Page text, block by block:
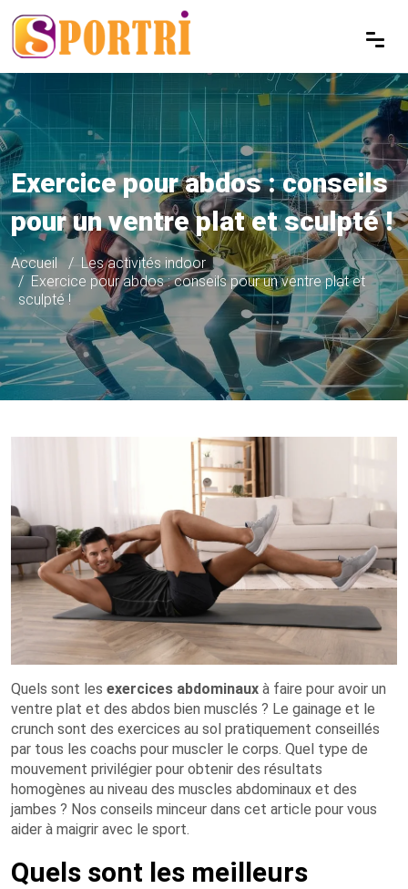
Exercice pour abdos : conseils
pour un ventre plat et sculpté !
Accueil
Les activités indoor
Exercice pour abdos : conseils pour un ventre plat et
sculpté !
Quels sont les exercices abdominaux à faire pour avoir un
ventre plat et des abdos bien musclés ? Le gainage et le
crunch sont des exercices au sol pratiquement conseillés
par tous les coachs pour muscler le corps. Quel type de
mouvement privilégier pour obtenir des résultats
homogènes au niveau des muscles abdominaux et des
jambes ? Nos conseils minceur dans cet article pour vous
aider à maigrir avec le sport.
Quels sont les meilleurs